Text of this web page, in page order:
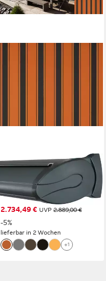
WISMAR
Kassettenmarkise Classic S-
Compact Breite: 350 cm,
Ausfall: 250 cm
2.734,49 € UVP 2.889,00 €
-5%
lieferbar in 2 Wochen
+1